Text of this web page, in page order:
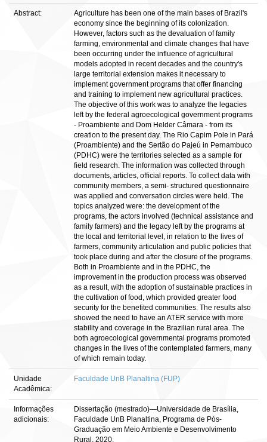
Abstract:
Agriculture has been one of the main bases of Brazil's
economy since the beginning of its colonization.
However, factors such as the devaluation of family
farming, environmental and climate changes that have
been occurring under the influence of agricultural
models adopted in recent decades and the country's
large territorial extension makes it necessary to
implement government programs that offer financing
and training to implement new agricultural practices.
The objective of this work was to analyze the legacies
left by the federal agroecological government programs
- Proambiente and Dom Helder Câmara - from its
creation to the present day. The Rio Capim Pole in Pará
(Proambiente) and the Sertão do Pajeú in Pernambuco
(PDHC) were the territories selected as a sample for
field research. The information was collected through
documents, articles, official reports. To collect data with
community members, a semi- structured questionnaire
was applied and conversation circles were held. The
topics analyzed were: the development of the
programs, the actors involved (technical assistance and
family farmers) and the legacy left by the programs at
the local and territorial level, in relation to the lives of
farmers, community articulation and public policies that
took place during and after the closure of the programs.
Both in Proambiente and in the PDHC, the
improvement in the production process was observed
as a result, with the adoption of sustainable practices in
the cultivation of food, which provided greater food
security for the benefited communities. The results also
showed the need to have an ATER service with more
stability and coverage in the Brazilian rural area. The
both agroecological governmental programs promoted
changes in the lives of the contemplated farmers, many
of which remain today.
Unidade
Acadêmica:
Faculdade UnB Planaltina (FUP)
Informações
adicionais:
Dissertação (mestrado)—Universidade de Brasília,
Faculdade UnB Planaltina, Programa de Pós-
Graduação em Meio Ambiente e Desenvolvimento
Rural, 2020.